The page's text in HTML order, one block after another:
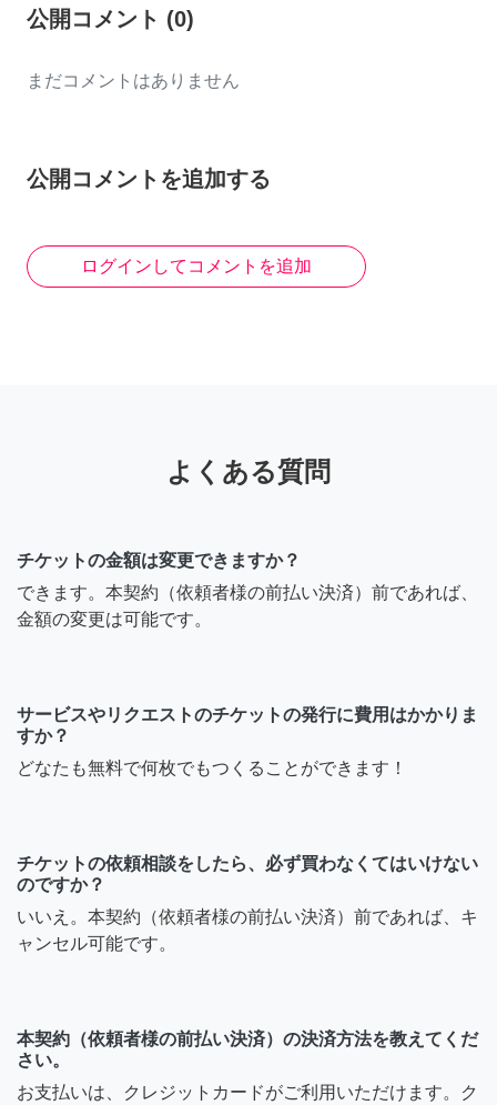
公開コメント (0)
まだコメントはありません
公開コメントを追加する
ログインしてコメントを追加
よくある質問
チケットの金額は変更できますか？
できます。本契約（依頼者様の前払い決済）前であれば、
金額の変更は可能です。
サービスやリクエストのチケットの発行に費用はかかりま
すか？
どなたも無料で何枚でもつくることができます！
チケットの依頼相談をしたら、必ず買わなくてはいけない
のですか？
いいえ。本契約（依頼者様の前払い決済）前であれば、キ
ャンセル可能です。
本契約（依頼者様の前払い決済）の決済方法を教えてくだ
さい。
お支払いは、クレジットカードがご利用いただけます。ク